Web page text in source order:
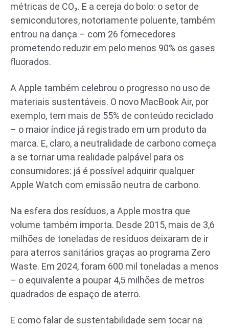
métricas de CO₂. E a cereja do bolo: o setor de
semicondutores, notoriamente poluente, também
entrou na dança – com 26 fornecedores
prometendo reduzir em pelo menos 90% os gases
fluorados.
A Apple também celebrou o progresso no uso de
materiais sustentáveis. O novo MacBook Air, por
exemplo, tem mais de 55% de conteúdo reciclado
– o maior índice já registrado em um produto da
marca. E, claro, a neutralidade de carbono começa
a se tornar uma realidade palpável para os
consumidores: já é possível adquirir qualquer
Apple Watch com emissão neutra de carbono.
Na esfera dos resíduos, a Apple mostra que
volume também importa. Desde 2015, mais de 3,6
milhões de toneladas de resíduos deixaram de ir
para aterros sanitários graças ao programa Zero
Waste. Em 2024, foram 600 mil toneladas a menos
– o equivalente a poupar 4,5 milhões de metros
quadrados de espaço de aterro.
E como falar de sustentabilidade sem tocar na